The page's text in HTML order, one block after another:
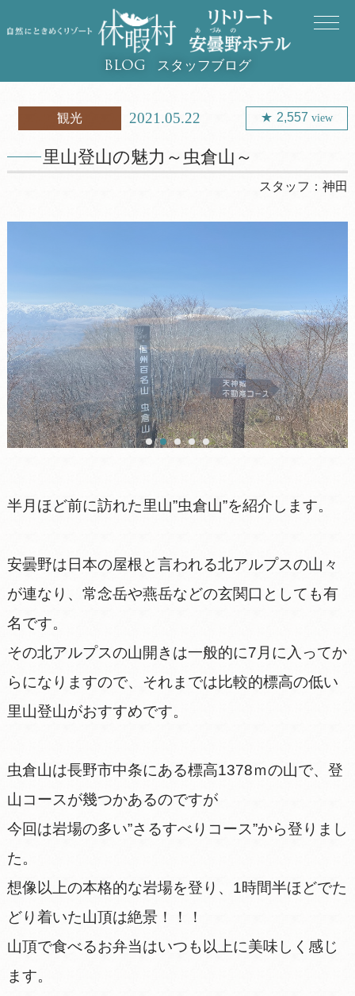
BLOG スタッフブログ
観光 2021.05.22 2,557view
里山登山の魅力～虫倉山～
スタッフ：神田
半月ほど前に訪れた里山”虫倉山”を紹介します。
安曇野は日本の屋根と言われる北アルプスの山々
が連なり、常念岳や燕岳などの玄関口としても有
名です。
その北アルプスの山開きは一般的に7月に入ってか
らになりますので、それまでは比較的標高の低い
里山登山がおすすめです。
虫倉山は長野市中条にある標高1378ｍの山で、登
山コースが幾つかあるのですが
今回は岩場の多い”さるすべりコース”から登りまし
た。
想像以上の本格的な岩場を登り、1時間半ほどでた
どり着いた山頂は絶景！！！
山頂で食べるお弁当はいつも以上に美味しく感じ
ます。